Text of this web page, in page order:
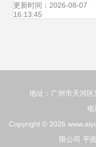
指南
更新时间：2026-08-07
16:13:45
地址：广州市天河区
Copyright © 2026
限公司 平